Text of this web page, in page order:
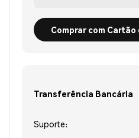
Comprar com
Transferência Bancária
Suporte: